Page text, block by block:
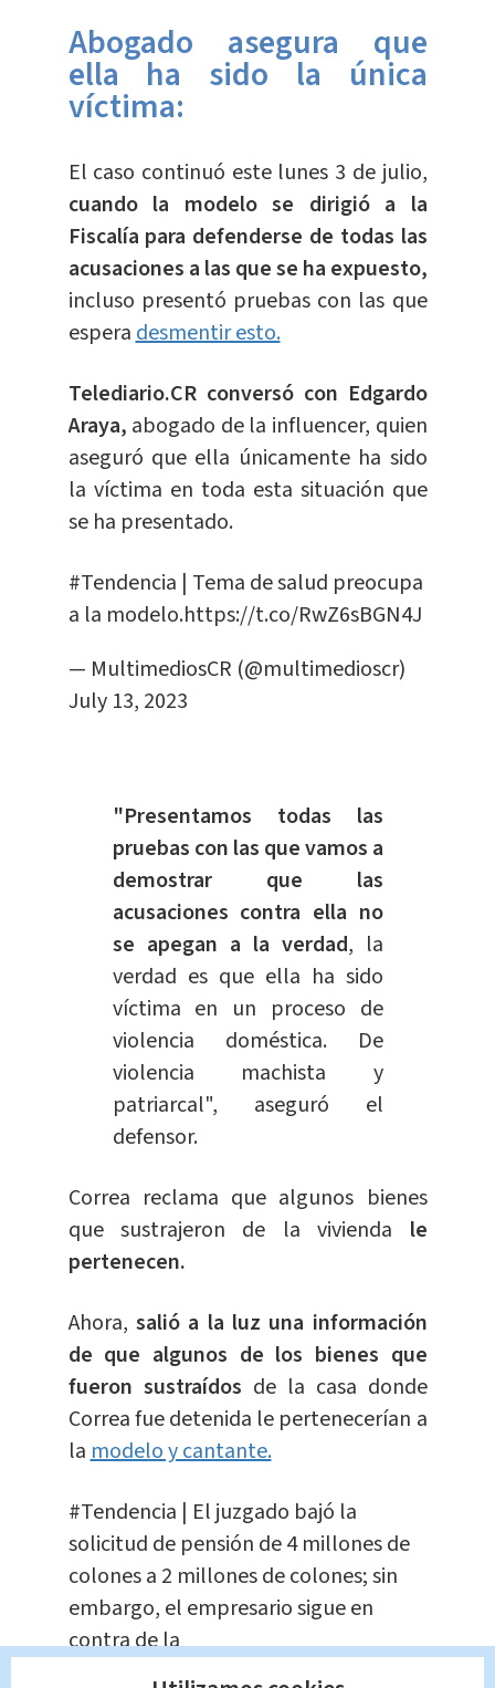
Abogado asegura que
ella ha sido la única
víctima:
El caso continuó este lunes 3 de julio,
cuando la modelo se dirigió a la
Fiscalía para defenderse de todas las
acusaciones a las que se ha expuesto,
incluso presentó pruebas con las que
esperadesmentir esto.
Telediario.CR conversó con Edgardo
Araya, abogado de la influencer, quien
aseguró que ella únicamente ha sido
la víctima en toda esta situación que
se ha presentado.
#Tendencia | Tema de salud preocupa
a la modelo.https://t.co/RwZ6sBGN4J
— MultimediosCR (@multimedioscr)
July 13, 2023
"Presentamos todas las
pruebas con las que vamos a
demostrar que las
acusaciones contra ella no
se apegan a la verdad, la
verdad es que ella ha sido
víctima en un proceso de
violencia doméstica. De
violencia machista y
patriarcal", aseguró el
defensor.
Correa reclama que algunos bienes
que sustrajeron de la vivienda le
pertenecen.
Ahora, salió a la luz una información
de que algunos de los bienes que
fueron sustraídos de la casa donde
Correa fue detenida le pertenecerían a
lamodelo y cantante.
#Tendencia | El juzgado bajó la
solicitud de pensión de 4 millones de
colones a 2 millones de colones; sin
embargo, el empresario sigue en
contra de la
https://t.co/hl7JxexvYl